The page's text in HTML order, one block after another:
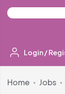
Login /
Home Jobs